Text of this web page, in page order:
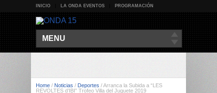
INICIO LA ONDA EVENTOS PROGRAMACIÓN
MENU
Home / Noticias / Deportes /Arranca la Subida a “LES
REVOLTES d’IBI” Trofeo Villa del Juguete 2019